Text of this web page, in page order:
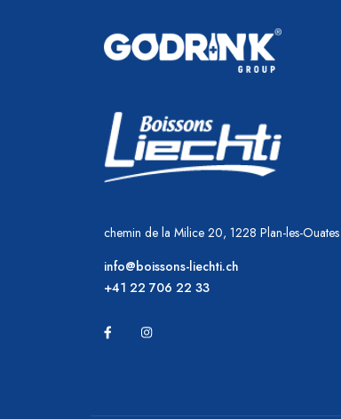
chemin de la Milice 20, 1228 Plan-les-Ouates
info@boissons-liechti.ch
+41 22 706 22 33